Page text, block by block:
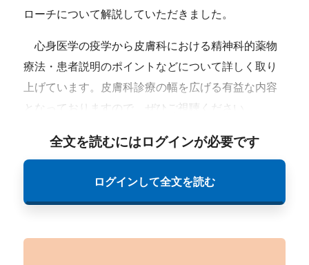
ローチについて解説していただきました。
心身医学の疫学から皮膚科における精神科的薬物
療法・患者説明のポイントなどについて詳しく取り
上げています。皮膚科診療の幅を広げる有益な内容
となっておりますので、ぜひご視聴ください。
全文を読むにはログインが必要です
ログインして全文を読む